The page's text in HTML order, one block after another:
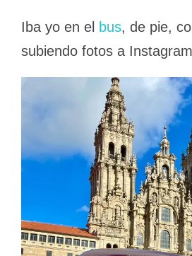
Iba yo en el bus, de pie,
subiendo fotos a